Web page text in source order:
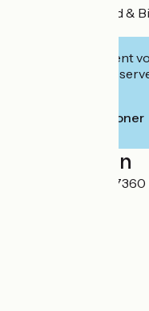
- L’ESCALE : le Bed
Cet établissement
leur site pour
Téléphoner
Localisation
65 Rue de Praly